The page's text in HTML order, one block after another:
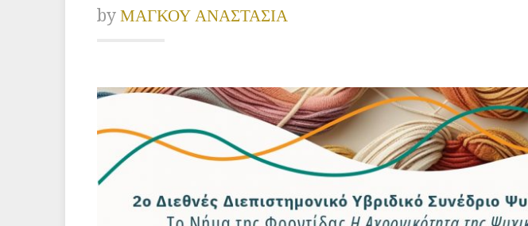
by ΜΑΓΚΟΥ ΑΝΑΣΤΑΣΙΑ